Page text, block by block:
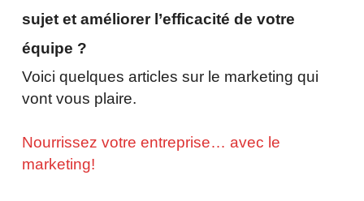
sujet et améliorer l’efficacité de votre
équipe ?
Voici quelques articles sur le marketing qui
vont vous plaire.
Nourrissez votre entreprise… avec le
marketing!